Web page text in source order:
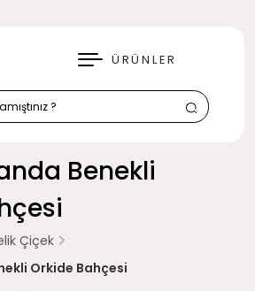
ÜRÜNLER
Benekli
Çiçek
Orkide Bahçesi